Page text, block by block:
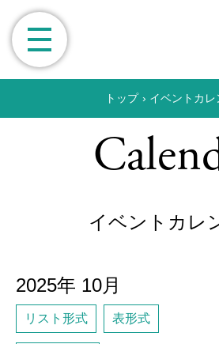
トップ › イベントカレ
イベントカレ
2025年 10月
リスト形式 表形式